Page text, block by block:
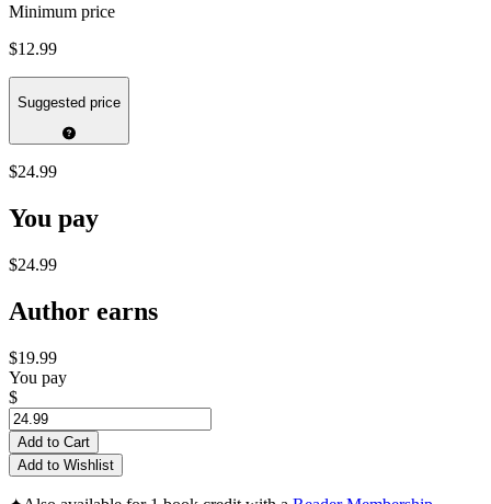
Minimum price
$12.99
Suggested price
$24.99
You pay
$24.99
Author earns
$19.99
You pay
$
Add to Cart
Add to Wishlist